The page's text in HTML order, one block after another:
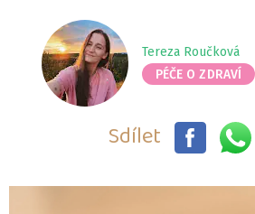
Tereza Roučková
PÉČE O ZDRAVÍ
Sdílet